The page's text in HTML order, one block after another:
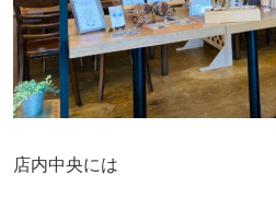
店内中央には